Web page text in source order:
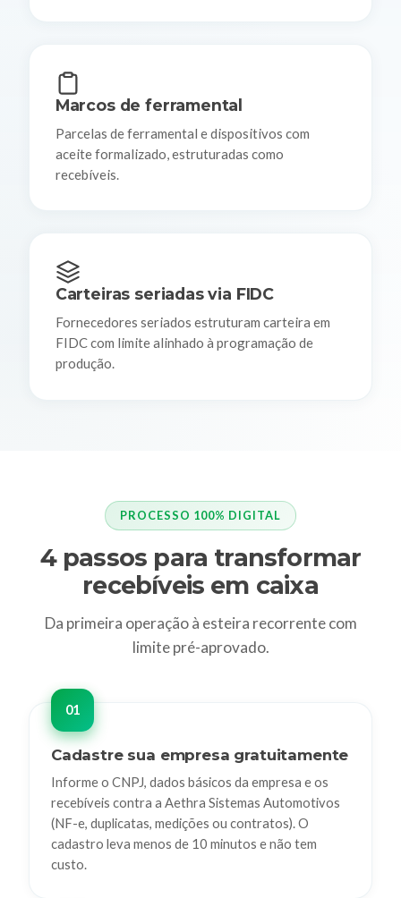
Marcos de ferramental
Parcelas de ferramental e dispositivos com
aceite formalizado, estruturadas como
recebíveis.
Carteiras seriadas via FIDC
Fornecedores seriados estruturam carteira em
FIDC com limite alinhado à programação de
produção.
PROCESSO 100% DIGITAL
4 passos para transformar
recebíveis em caixa
Da primeira operação à esteira recorrente com
limite pré-aprovado.
Cadastre sua empresa gratuitamente
Informe o CNPJ, dados básicos da empresa e os
recebíveis contra a Aethra Sistemas Automotivos
(NF-e, duplicatas, medições ou contratos). O
cadastro leva menos de 10 minutos e não tem
custo.